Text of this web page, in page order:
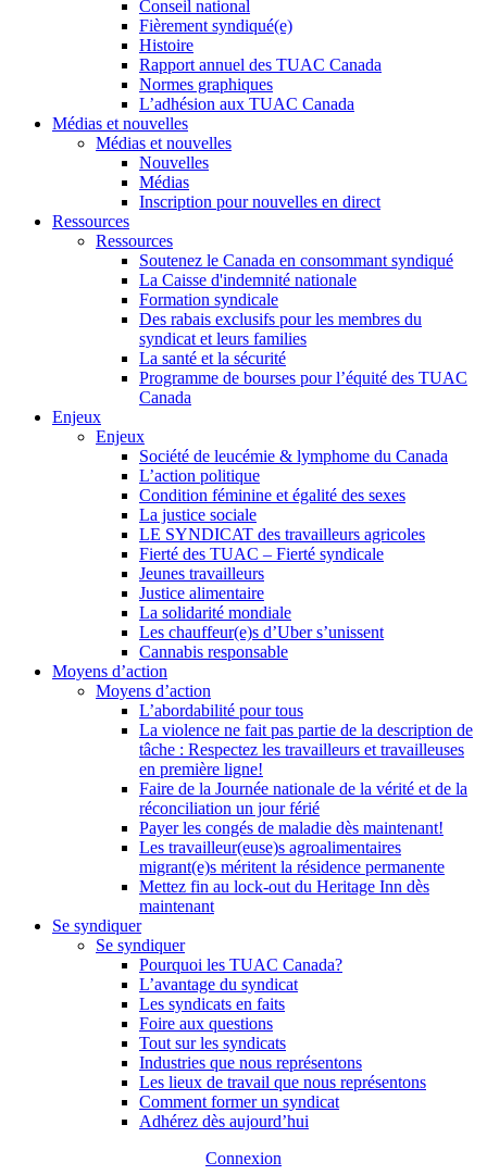
Conseil national
Fièrement syndiqué(e)
Histoire
Rapport annuel des TUAC Canada
Normes graphiques
L’adhésion aux TUAC Canada
Médias et nouvelles
Médias et nouvelles
Nouvelles
Médias
Inscription pour nouvelles en direct
Ressources
Ressources
Soutenez le Canada en consommant syndiqué
La Caisse d'indemnité nationale
Formation syndicale
Des rabais exclusifs pour les membres du
syndicat et leurs families
La santé et la sécurité
Programme de bourses pour l’équité des TUAC
Canada
Enjeux
Enjeux
Société de leucémie & lymphome du Canada
L’action politique
Condition féminine et égalité des sexes
La justice sociale
LE SYNDICAT des travailleurs agricoles
Fierté des TUAC – Fierté syndicale
Jeunes travailleurs
Justice alimentaire
La solidarité mondiale
Les chauffeur(e)s d’Uber s’unissent
Cannabis responsable
Moyens d’action
Moyens d’action
L’abordabilité pour tous
La violence ne fait pas partie de la description de
tâche : Respectez les travailleurs et travailleuses
en première ligne!
Faire de la Journée nationale de la vérité et de la
réconciliation un jour férié
Payer les congés de maladie dès maintenant!
Les travailleur(euse)s agroalimentaires
migrant(e)s méritent la résidence permanente
Mettez fin au lock-out du Heritage Inn dès
maintenant
Se syndiquer
Se syndiquer
Pourquoi les TUAC Canada?
L’avantage du syndicat
Les syndicats en faits
Foire aux questions
Tout sur les syndicats
Industries que nous représentons
Les lieux de travail que nous représentons
Comment former un syndicat
Adhérez dès aujourd’hui
Connexion